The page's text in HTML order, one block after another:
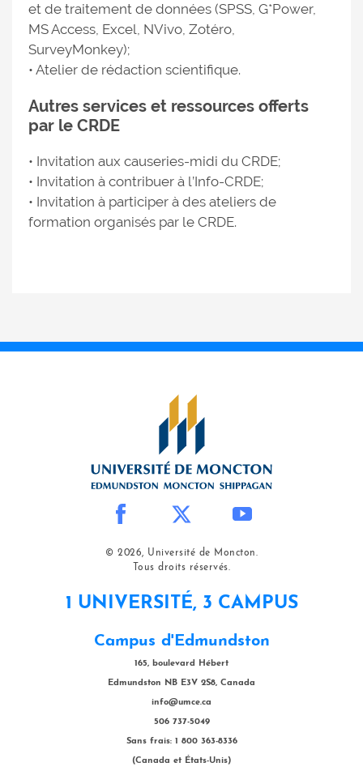
et de traitement de données (SPSS, G*Power,
MS Access, Excel, NVivo, Zotéro,
SurveyMonkey);
• Atelier de rédaction scientifique.
Autres services et ressources offerts
par le CRDE
• Invitation aux causeries-midi du CRDE;
• Invitation à contribuer à l’Info-CRDE;
• Invitation à participer à des ateliers de
formation organisés par le CRDE.
© 2026, Université de Moncton.
Tous droits réservés.
1 UNIVERSITÉ, 3 CAMPUS
Campus d'Edmundston
165, boulevard Hébert
Edmundston NB E3V 2S8, Canada
info@umce.ca
506 737-5049
Sans frais: 1 800 363-8336
(Canada et États-Unis)